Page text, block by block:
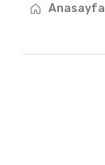
Anasayfa